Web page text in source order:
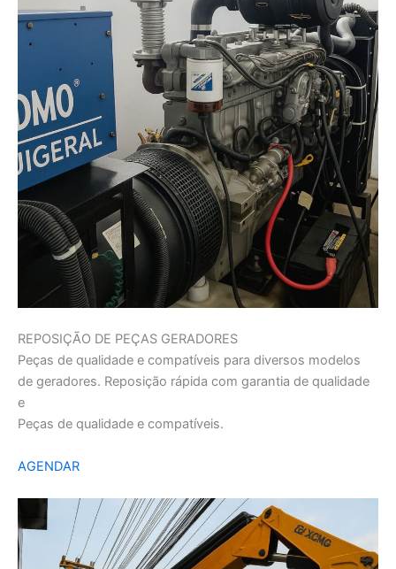
REPOSIÇÃO DE PEÇAS GERADORES
Peças de qualidade e compatíveis para diversos modelos
de geradores. Reposição rápida com garantia de qualidade
e
Peças de qualidade e compatíveis.
AGENDAR